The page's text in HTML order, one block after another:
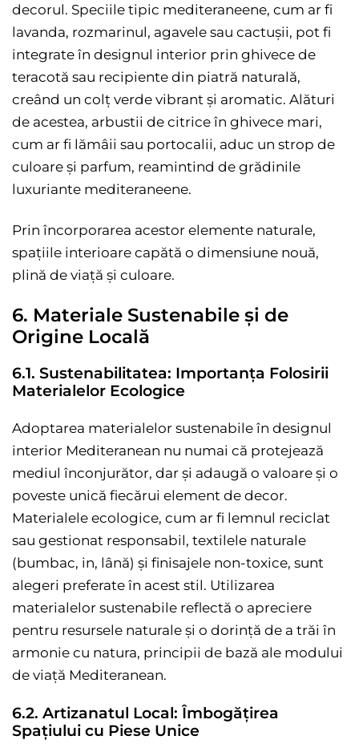
decorul. Speciile tipic mediteraneene, cum ar fi
lavanda, rozmarinul, agavele sau cactușii, pot fi
integrate în designul interior prin ghivece de
teracotă sau recipiente din piatră naturală,
creând un colț verde vibrant și aromatic. Alături
de acestea, arbustii de citrice în ghivece mari,
cum ar fi lămâii sau portocalii, aduc un strop de
culoare și parfum, reamintind de grădinile
luxuriante mediteraneene.
Prin încorporarea acestor elemente naturale,
spațiile interioare capătă o dimensiune nouă,
plină de viață și culoare.
6. Materiale Sustenabile și de
Origine Locală
6.1. Sustenabilitatea: Importanța Folosirii
Materialelor Ecologice
Adoptarea materialelor sustenabile în designul
interior Mediteranean nu numai că protejează
mediul înconjurător, dar și adaugă o valoare și o
poveste unică fiecărui element de decor.
Materialele ecologice, cum ar fi lemnul reciclat
sau gestionat responsabil, textilele naturale
(bumbac, in, lână) și finisajele non-toxice, sunt
alegeri preferate în acest stil. Utilizarea
materialelor sustenabile reflectă o apreciere
pentru resursele naturale și o dorință de a trăi în
armonie cu natura, principii de bază ale modului
de viață Mediteranean.
6.2. Artizanatul Local: Îmbogățirea
Spațiului cu Piese Unice